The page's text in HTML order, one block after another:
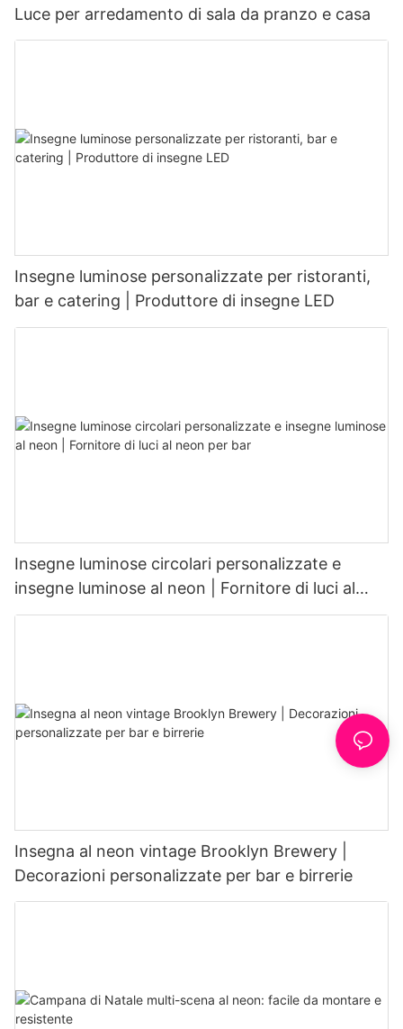
Luce per arredamento di sala da pranzo e casa
Insegne luminose personalizzate per ristoranti,
bar e catering | Produttore di insegne LED
Insegne luminose circolari personalizzate e
insegne luminose al neon | Fornitore di luci al
neon per bar
Insegna al neon vintage Brooklyn Brewery |
Decorazioni personalizzate per bar e birrerie